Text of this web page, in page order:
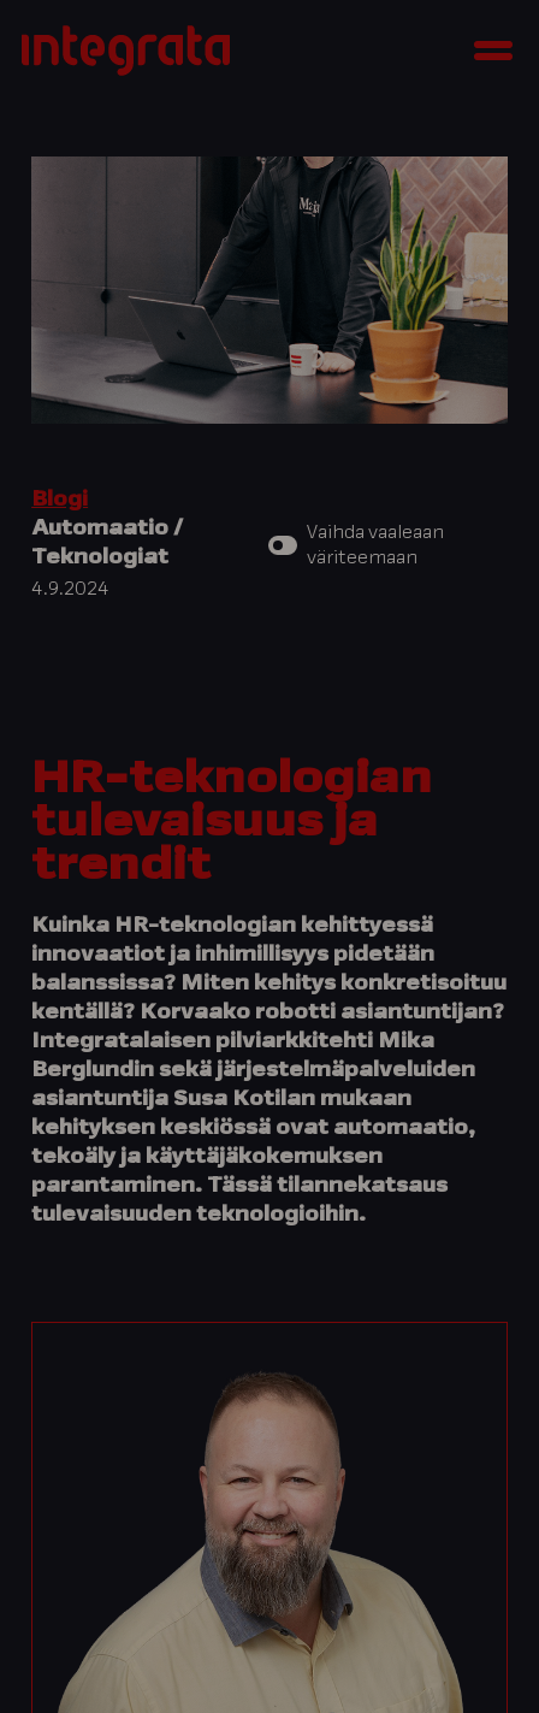
sisältöön
Integrata
Blogi
Automaatio /
Teknologiat
4.9.2024
Vaihda vaaleaan
väriteemaan
HR-teknologian
tulevaisuus ja
trendit
Kuinka HR-teknologian kehittyessä
innovaatiot ja inhimillisyys pidetään
balanssissa? Miten kehitys konkretisoituu
kentällä? Korvaako robotti asiantuntijan?
Integratalaisen pilviarkkitehti Mika
Berglundin sekä järjestelmäpalveluiden
asiantuntija Susa Kotilan mukaan
kehityksen keskiössä ovat automaatio,
tekoäly ja käyttäjäkokemuksen
parantaminen. Tässä tilannekatsaus
tulevaisuuden teknologioihin.